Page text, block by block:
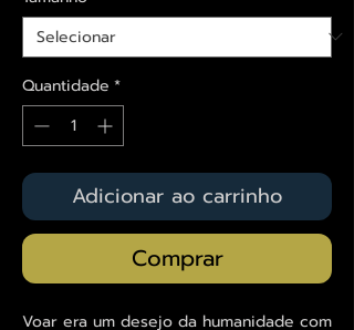
Quantidade *
Adicionar ao carrinho
Comprar
Voar era um desejo da humanidade com